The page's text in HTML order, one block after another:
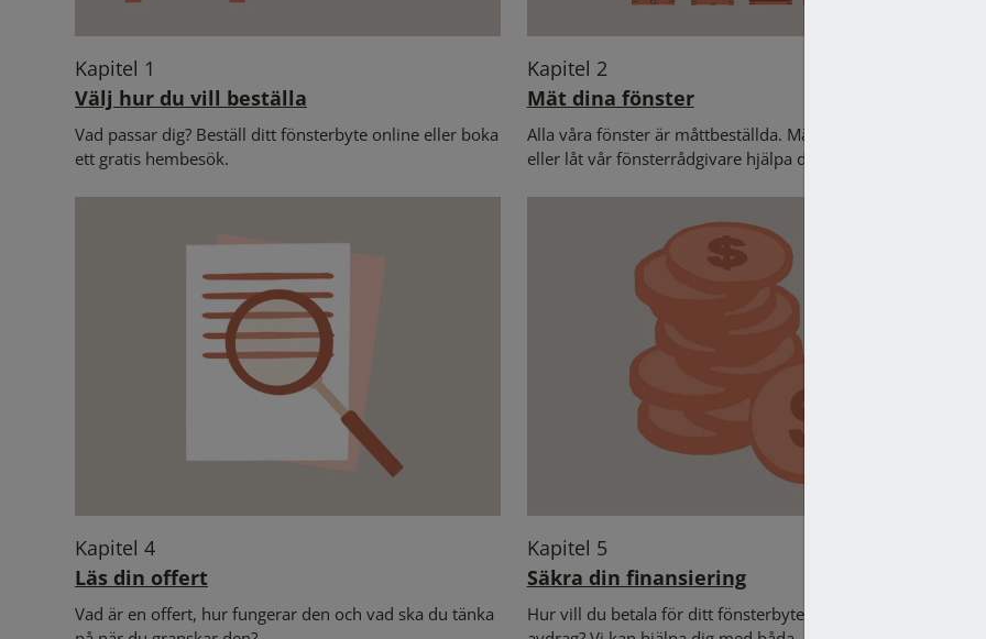
Kapitel 1
Välj hur du vill beställa
Vad passar dig? Beställ ditt fönsterbyte online eller boka
ett gratis hembesök.
Kapitel 2
Mät dina fönster
Alla våra fönster är måttbeställda. Mät dina fönster själv
eller låt vår fönsterrådgivare hjälpa dig.
Kapitel 4
Läs din offert
Vad är en offert, hur fungerar den och vad ska du tänka
Kapitel 5
Säkra din finansiering
Hur vill du betala för ditt fönsterbyte? Hur funkar ROT-